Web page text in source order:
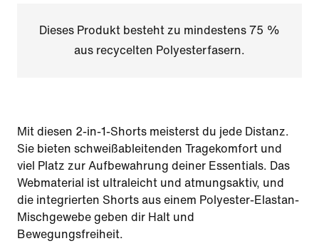
Dieses Produkt besteht zu mindestens 75 %
aus recycelten Polyesterfasern.
Mit diesen 2-in-1-Shorts meisterst du jede Distanz.
Sie bieten schweißableitenden Tragekomfort und
viel Platz zur Aufbewahrung deiner Essentials. Das
Webmaterial ist ultraleicht und atmungsaktiv, und
die integrierten Shorts aus einem Polyester-Elastan-
Mischgewebe geben dir Halt und
Bewegungsfreiheit.